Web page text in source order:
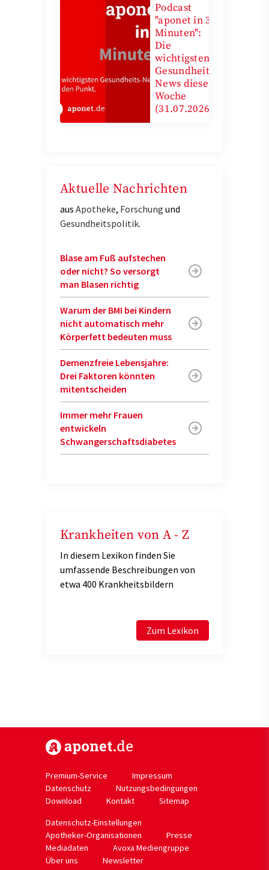
Podcast
"aponet in 3
Minuten":
Die
wichtigsten
Gesundheits-
News diese
Woche
(31.07.2026)
Aktuelle Nachrichten
aus Apotheke, Forschung und
Gesundheitspolitik.
Blase am Fuß aufstechen
oder nicht? So versorgt
man Blasen richtig
Warum der BMI bei Kindern
nicht automatisch mehr
Körperfett bedeuten muss
Demenzfreie Lebensjahre:
Drei Faktoren könnten
mitentscheiden
Immer mehr Frauen
entwickeln
Schwangerschaftsdiabetes
Krankheiten von A - Z
In diesem Lexikon finden Sie
umfassende Beschreibungen von
etwa 400 Krankheitsbildern
Zum Lexikon
Premium-Service
Impressum
Datenschutz
Nutzungsbedingungen
Download
Kontakt
Sitemap
Datenschutz-Einstellungen
Apotheker-Organisationen
Presse
Mediadaten
Avoxa Mediengruppe
Über uns
Newsletter